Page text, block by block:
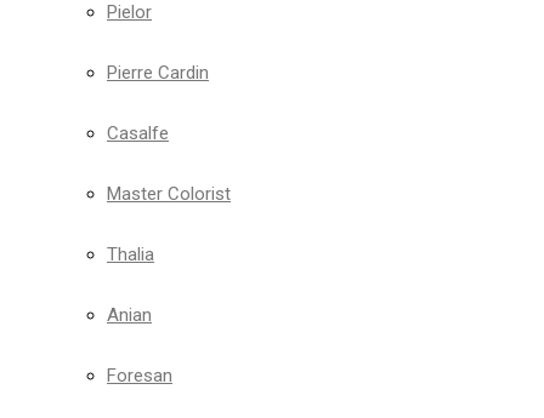
Pielor
Pierre Cardin
Casalfe
Master Colorist
Thalia
Anian
Foresan